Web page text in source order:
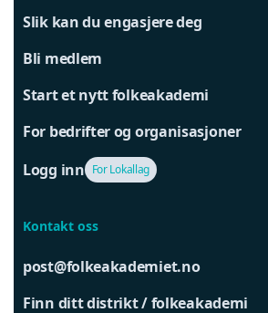
Slik kan du engasjere deg
Bli medlem
Start et nytt folkeakademi
For bedrifter og organisasjoner
Logg inn For Lokallag
Kontakt oss
post@folkeakademiet.no
Finn ditt distrikt / folkeakademi